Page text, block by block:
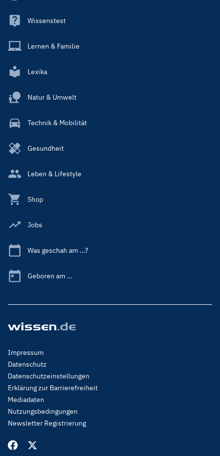
Wissenstest
Lernen & Familie
Lexika
Natur & Umwelt
Technik & Mobilität
Gesundheit
Leben & Lifestyle
Shop
Jobs
Was geschah am ...?
Geboren am ...
Footer
Menu
Legal
Impressum
Datenschutz
Datenschutzeinstellungen
Erklärung zur Barrierefreiheit
Mediadaten
Nutzungsbedingungen
Newsletter Registrierung